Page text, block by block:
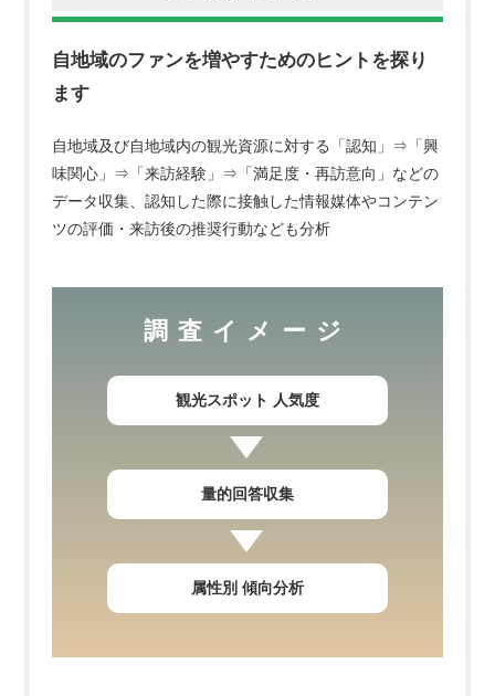
自地域のファンを増やすためのヒントを探り
ます
自地域及び自地域内の観光資源に対する
「認知」⇒「興
味関心」⇒「来訪経験」⇒「満足度・再訪意向」などの
データ収集、認知した際に接触した情報媒体やコンテン
ツの評価・来訪後の推奨行動なども分析
調査イメージ
観光スポット 人気度
量的回答収集
属性別 傾向分析